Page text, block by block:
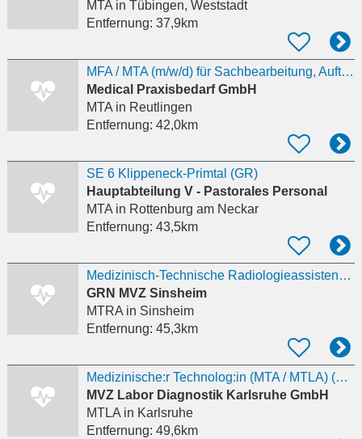
MTAin Tübingen, Weststadt
Entfernung: 37,9km
MFA / MTA (m/w/d) für Sachbearbeitung, Auftragsannahme & Auftragsverarbeitung
Medical Praxisbedarf GmbH
MTAin Reutlingen
Entfernung: 42,0km
SE 6 Klippeneck-Primtal (GR)
Hauptabteilung V - Pastorales Personal
MTAin Rottenburg am Neckar
Entfernung: 43,5km
Medizinisch-Technische Radiologieassistenz (m/w/d)
GRN MVZ Sinsheim
MTRAin Sinsheim
Entfernung: 45,3km
Medizinische:r Technolog:in (MTA / MTLA) (m/w/d)
MVZ Labor Diagnostik Karlsruhe GmbH
MTLAin Karlsruhe
Entfernung: 49,6km